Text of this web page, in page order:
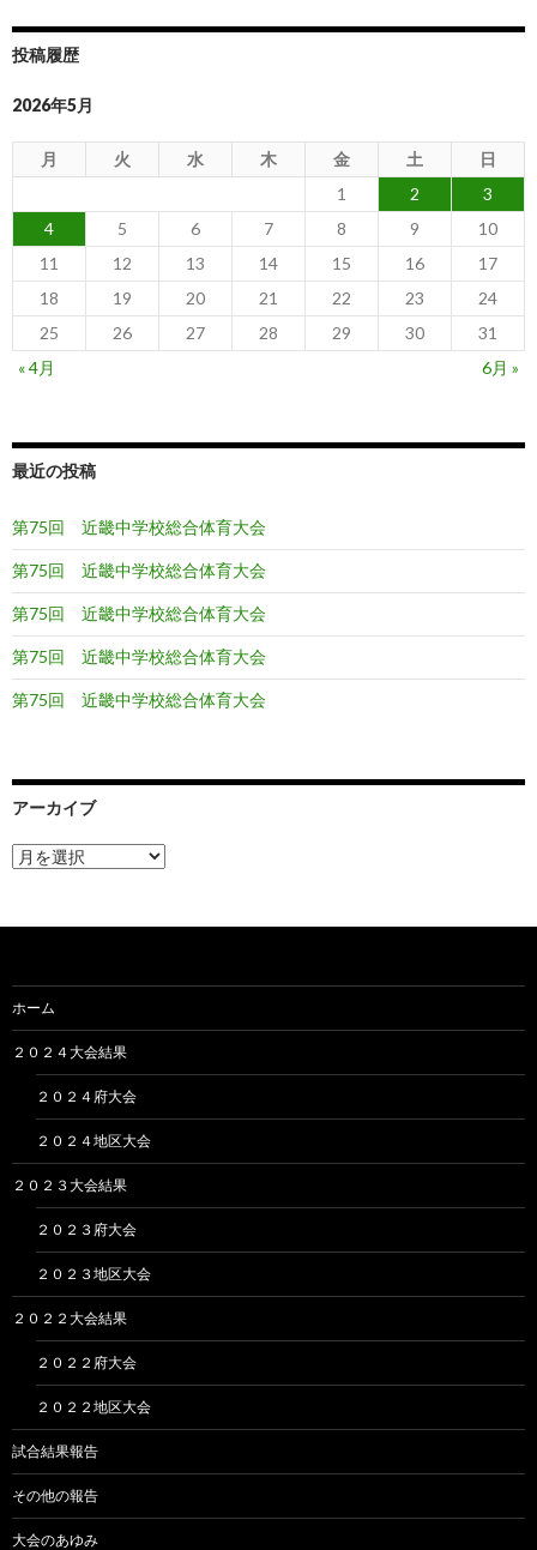
投稿履歴
2026年5月
月 火 水 木 金 土
日
1
2
3
4
5 6 7 8 9
10
11
12 13 14 15 16
17
18
19 20 21 22 23
24
25
26 27 28 29 30
31
« 4月
6月 »
最近の投稿
第75回 近畿中学校総合体育大会
第75回 近畿中学校総合体育大会
第75回 近畿中学校総合体育大会
第75回 近畿中学校総合体育大会
第75回 近畿中学校総合体育大会
アーカイブ
ア
ー
ホーム
２０２４大会結果
２０２４府大会
２０２４地区大会
２０２３大会結果
２０２３府大会
２０２３地区大会
２０２２大会結果
２０２２府大会
２０２２地区大会
試合結果報告
その他の報告
大会のあゆみ